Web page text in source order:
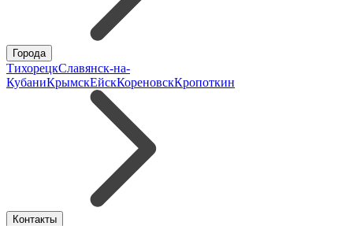
Города
ТихорецкСлавянск-на-
КубаниКрымскЕйскКореновскКропоткин
Контакты